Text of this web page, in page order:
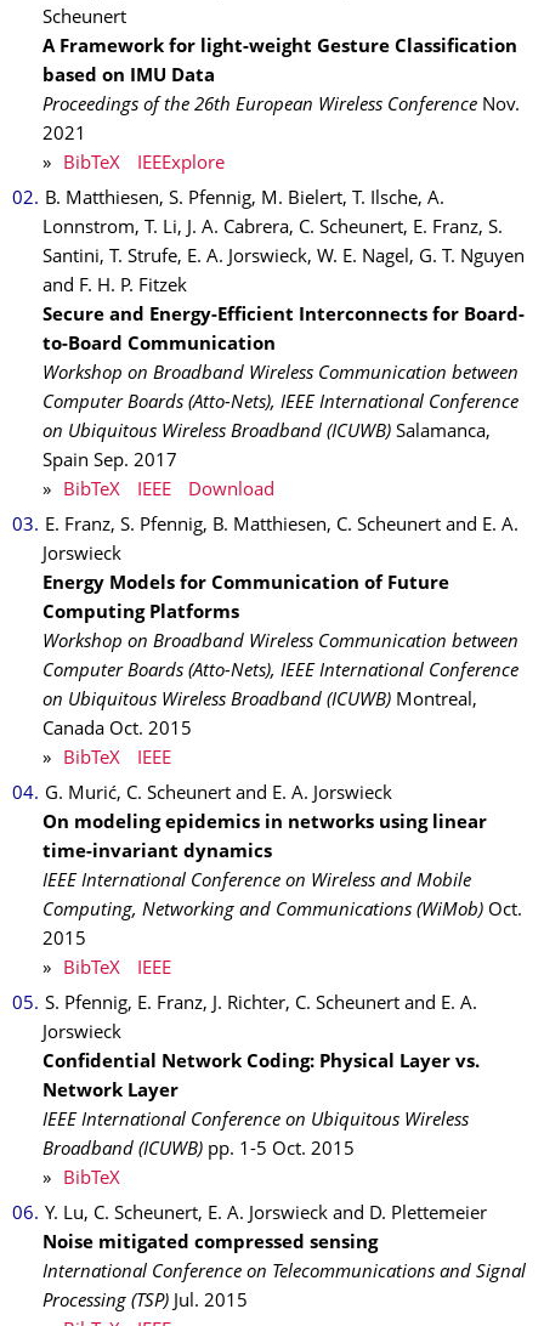
Scheunert
A Framework for light-weight Gesture Classification
based on IMU Data
Proceedings of the 26th European Wireless Conference Nov.
2021
»
BibTeX
IEEExplore
B. Matthiesen, S. Pfennig, M. Bielert, T. Ilsche, A.
Lonnstrom, T. Li, J. A. Cabrera, C. Scheunert, E. Franz, S.
Santini, T. Strufe, E. A. Jorswieck, W. E. Nagel, G. T. Nguyen
and F. H. P. Fitzek
Secure and Energy-Efficient Interconnects for Board-
to-Board Communication
Workshop on Broadband Wireless Communication between
Computer Boards (Atto-Nets), IEEE International Conference
on Ubiquitous Wireless Broadband (ICUWB) Salamanca,
Spain Sep. 2017
»
BibTeX IEEE
Download
E. Franz, S. Pfennig, B. Matthiesen, C. Scheunert and E. A.
Jorswieck
Energy Models for Communication of Future
Computing Platforms
Workshop on Broadband Wireless Communication between
Computer Boards (Atto-Nets), IEEE International Conference
on Ubiquitous Wireless Broadband (ICUWB) Montreal,
Canada Oct. 2015
»
BibTeX
IEEE
G. Murić, C. Scheunert and E. A. Jorswieck
On modeling epidemics in networks using linear
time-invariant dynamics
IEEE International Conference on Wireless and Mobile
Computing, Networking and Communications (WiMob) Oct.
2015
»
BibTeX
IEEE
S. Pfennig, E. Franz, J. Richter, C. Scheunert and E. A.
Jorswieck
Confidential Network Coding: Physical Layer vs.
Network Layer
IEEE International Conference on Ubiquitous Wireless
Broadband (ICUWB) pp. 1-5 Oct. 2015
»
BibTeX
Y. Lu, C. Scheunert, E. A. Jorswieck and D. Plettemeier
Noise mitigated compressed sensing
International Conference on Telecommunications and Signal
Processing (TSP) Jul. 2015